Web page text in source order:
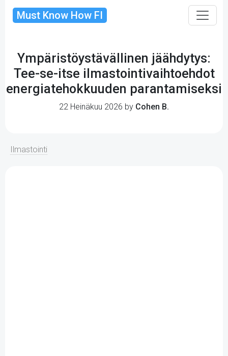
Must Know How FI
Ympäristöystävällinen jäähdytys:
Tee-se-itse ilmastointivaihtoehdot
energiatehokkuuden parantamiseksi
22 Heinäkuu 2026 by Cohen B.
Ilmastointi